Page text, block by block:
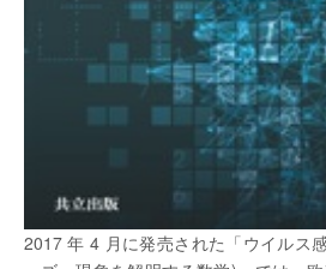
2017 年 4 月に発売された「ウイルス